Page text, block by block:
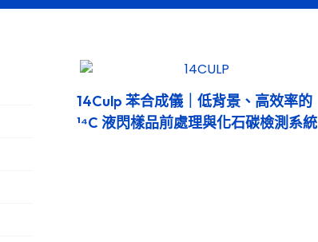
14Culp 苯合成儀｜低背景、高效率的
¹⁴C 液閃樣品前處理與化石碳檢測系統